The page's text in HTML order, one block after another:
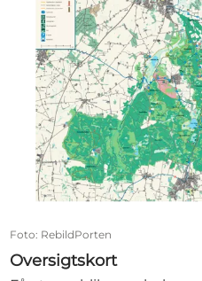
Foto: RebildPorten
Oversigtskort